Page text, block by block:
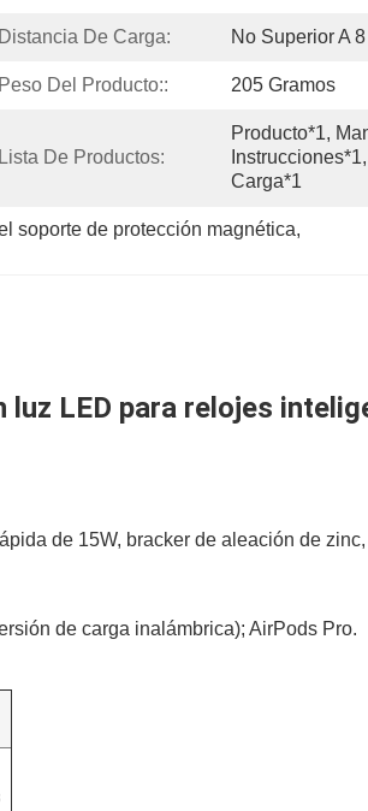
Distancia De Carga: No Superior A
Peso Del Producto:: 205 Gramos
Lista De Productos:
Producto*1,
Carga*1
soporte de protección magnética,
LED para relojes
de 15W, bracker de aleación de
de carga inalámbrica); AirPods Pro.